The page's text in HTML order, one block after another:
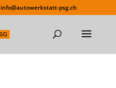
info@autowerkstatt-psg.ch